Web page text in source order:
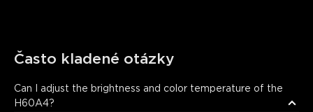
Často kladené otázky
Can I adjust the brightness and color temperature of the
H60A4?